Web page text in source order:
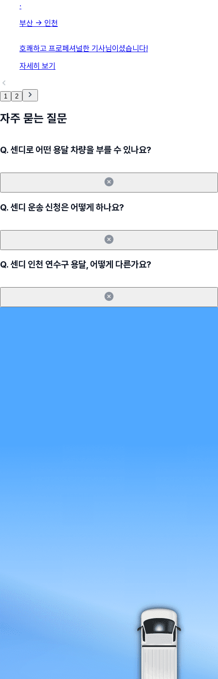
·
부산 → 인천
호쾌하고 프로페셔널한 기사님이셨습니다!
자세히 보기
1 2
자주 묻는 질문
Q.센디로 어떤 용달 차량을 부를 수 있나요?
Q.센디 운송 신청은 어떻게 하나요?
Q.센디 인천 연수구 용달, 어떻게 다른가요?